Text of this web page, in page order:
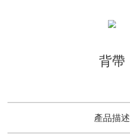
背帶
產品描述